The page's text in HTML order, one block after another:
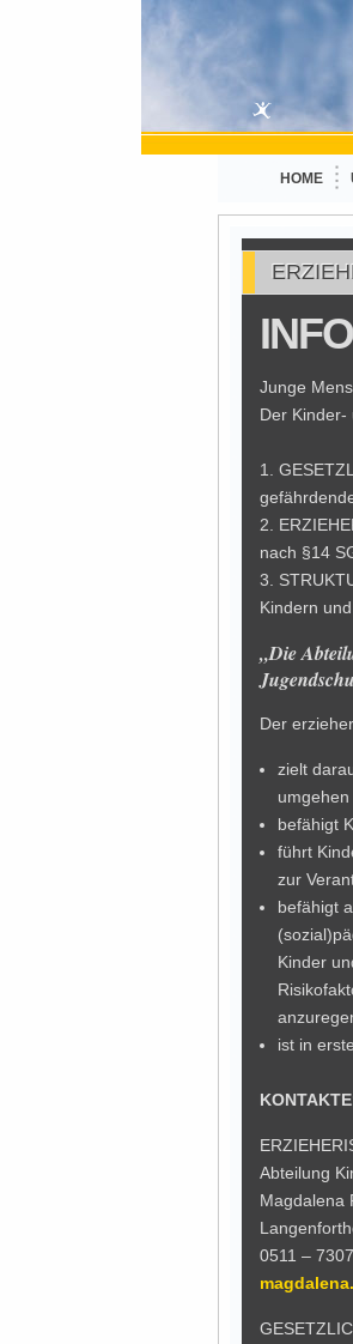
HOME
Junge
Der Kinder-
1.
2.
nach §14
3.
Kindern
„Die
Der
zielt
umgehen
befähigt
führt
zur
befähigt
Kinder
ist in
Abteilung
Magdalena
0511 –